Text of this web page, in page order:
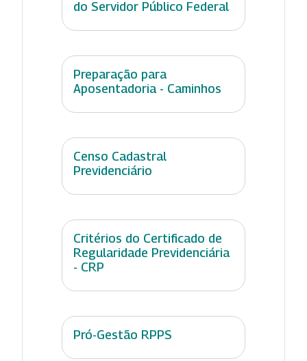
do Servidor Público Federal
Preparação para
Aposentadoria - Caminhos
Censo Cadastral
Previdenciário
Critérios do Certificado de
Regularidade Previdenciária
- CRP
Pró-Gestão RPPS